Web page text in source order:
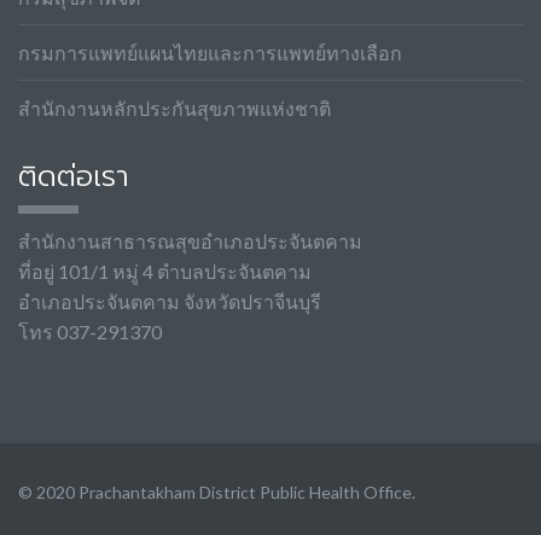
กรมการแพทย์แผนไทยและการแพทย์ทางเลือก
สำนักงานหลักประกันสุขภาพแห่งชาติ
ติดต่อเรา
สำนักงานสาธารณสุขอำเภอประจันตคาม
ที่อยู่ 101/1 หมู่ 4 ตำบลประจันตคาม
อำเภอประจันตคาม จังหวัดปราจีนบุรี
โทร 037-291370
© 2020 Prachantakham District Public Health Office.